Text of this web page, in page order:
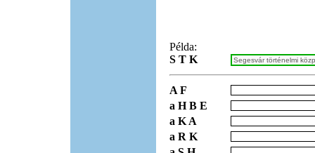
Példa:
S T K
A F
a H B E
a K A
a R K